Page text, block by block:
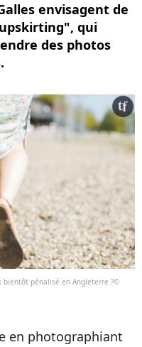
envisagent de
qui
des photos
bientôt pénalisé en Angleterre ?©
en photographiant